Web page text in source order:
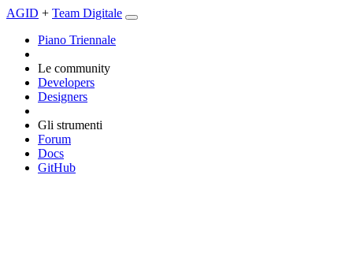
AGID + Team Digitale
Piano Triennale
Le community
Developers
Designers
Gli strumenti
Forum
Docs
GitHub